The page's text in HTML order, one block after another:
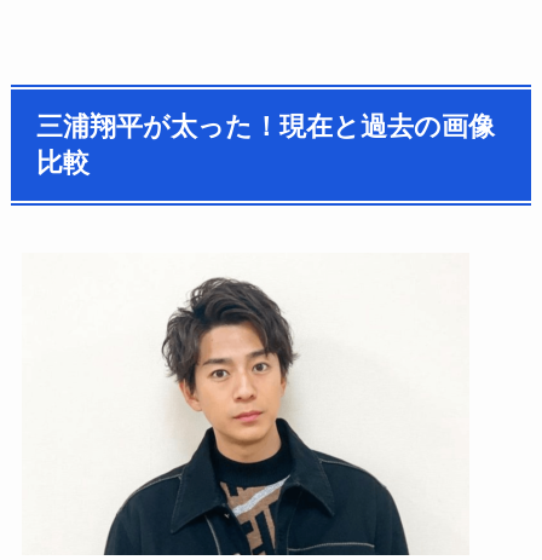
三浦翔平が太った！現在と過去の画像
比較